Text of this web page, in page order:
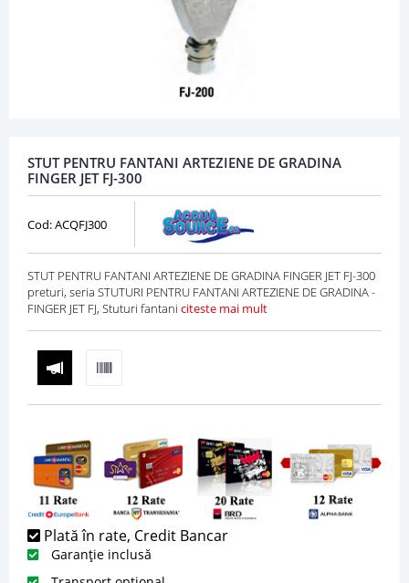
STUT PENTRU FANTANI ARTEZIENE DE GRADINA
FINGER JET FJ-300
Cod: ACQFJ300
STUT PENTRU FANTANI ARTEZIENE DE GRADINA FINGER JET FJ-300
preturi, seria STUTURI PENTRU FANTANI ARTEZIENE DE GRADINA -
FINGER JET FJ, Stuturi fantani citeste mai mult
Plată în rate, Credit Bancar
Garanție inclusă